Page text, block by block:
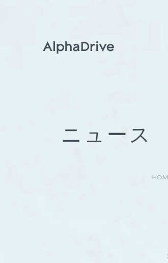
ニュース